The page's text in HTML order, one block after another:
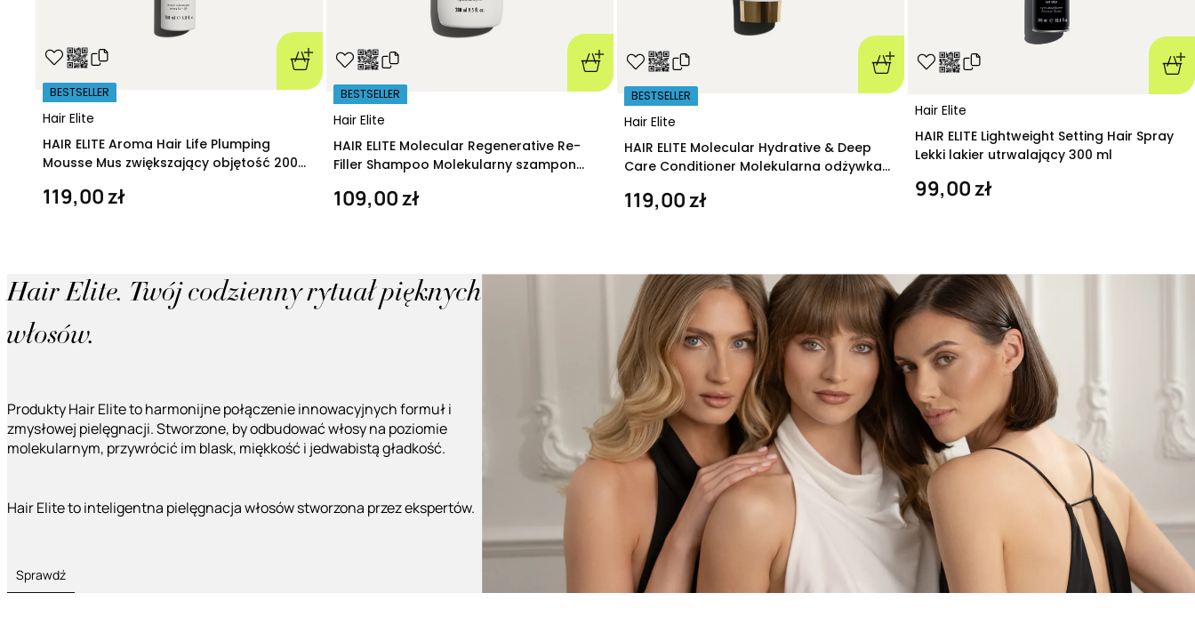
Hair Elite
BESTSELLER
HAIR ELITE Aroma Hair Life Plumping
Mousse Mus zwiększający objętość 200
119,00 zł
Hair Elite
BESTSELLER
HAIR ELITE Molecular Regenerative Re-
Filler Shampoo Molekularny szampon
109,00 zł
Hair Elite
BESTSELLER
HAIR ELITE Molecular Hydrative & Deep
Care Conditioner Molekularna odżywka
119,00 zł
Hair Elite
HAIR ELITE Lightweight Setting Hair Spray
Lekki lakier utrwalający 300 ml
99,00 zł
Hair Elite. Twój codzienny rytuał pięknych
włosów.
Produkty Hair Elite to harmonijne połączenie innowacyjnych formuł i
zmysłowej pielęgnacji. Stworzone, by odbudować włosy na poziomie
molekularnym, przywrócić im blask, miękkość i jedwabistą gładkość.
Hair Elite to inteligentna pielęgnacja włosów stworzona przez ekspertów.
Sprawdź